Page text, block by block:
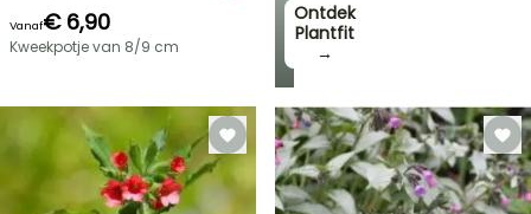
Ontdek
Plantfit
→
Vanaf€ 6,90
Kweekpotje van 8/9 cm